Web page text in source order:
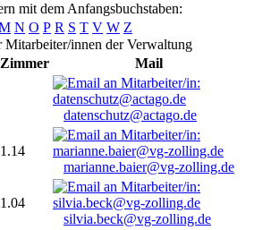
mit dem Anfangsbuchstaben:
N O P R S T V W Z
Mitarbeiter/innen der Verwaltung
Zimmer
Mail
datenschutz@actago.de
1.14
marianne.baier@vg-zolling.de
1.04
silvia.beck@vg-zolling.de